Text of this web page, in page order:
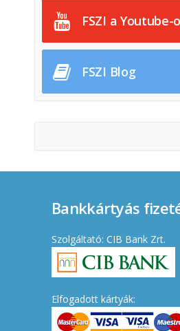
FSZI a Youtube-
FSZI Blog
Bankkártyás
Szolgáltató: CIB Bank Zrt.
Elfogadott kártyák: